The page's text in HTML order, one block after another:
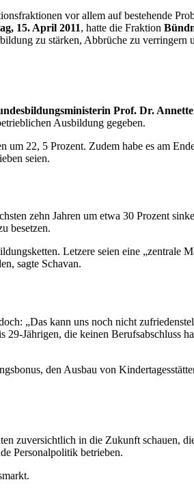
vor allem auf bestehende
15. April 2011, hatte die Fraktion
zu stärken, Abbrüche zu
Prof. Dr.
Ausbildung gegeben.
22, 5 Prozent. Zudem habe es am
seien.
zehn Jahren um etwa 30 Prozent
besetzen.
Letzere seien eine „zentrale
sagte Schavan.
„Das kann uns noch nicht
Jährigen, die keinen Berufsabschluss
den Ausbau von
zuversichtlich in die Zukunft schauen,
Personalpolitik betrieben.